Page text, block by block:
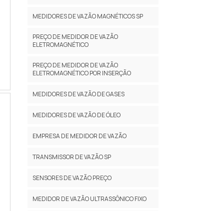
MEDIDORES DE VAZÃO MAGNÉTICOS SP
PREÇO DE MEDIDOR DE VAZÃO
ELETROMAGNÉTICO
PREÇO DE MEDIDOR DE VAZÃO
ELETROMAGNÉTICO POR INSERÇÃO
MEDIDORES DE VAZÃO DE GASES
MEDIDORES DE VAZÃO DE ÓLEO
EMPRESA DE MEDIDOR DE VAZÃO
TRANSMISSOR DE VAZÃO SP
SENSORES DE VAZÃO PREÇO
MEDIDOR DE VAZÃO ULTRASSÔNICO FIXO